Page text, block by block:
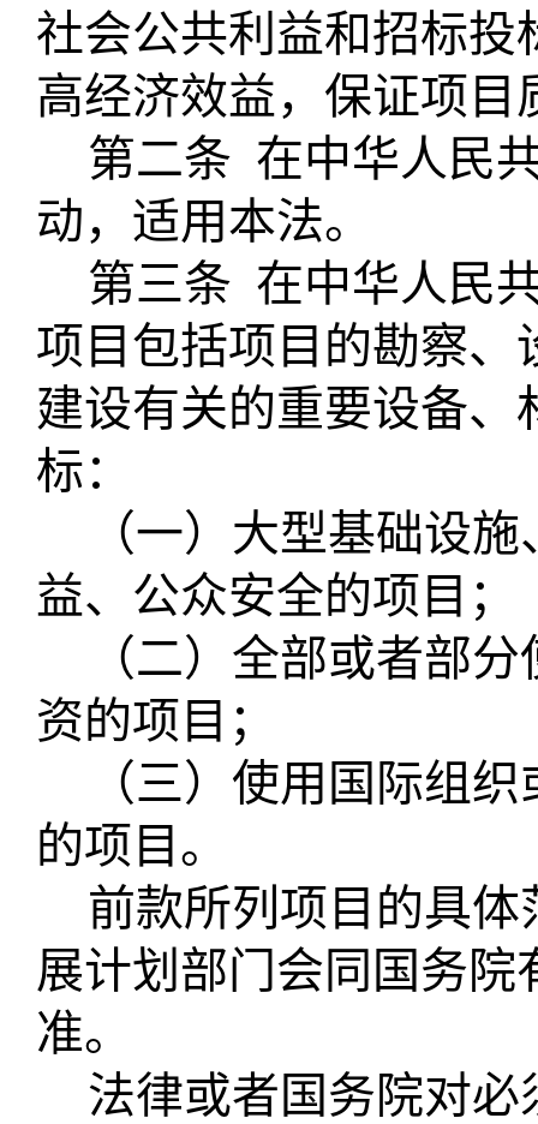
社会公共利益和招标
高经济效益，保证项目
第二条 在中华人民
动，适用本法。
第三条 在中华人民
项目包括项目的勘察
建设有关的重要设备
标：
（一）大型基础设
益、公众安全的项目；
（二）全部或者部
资的项目；
（三）使用国际组
的项目。
前款所列项目的具
展计划部门会同国务
准。
法律或者国务院对